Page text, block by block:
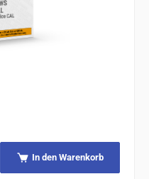
In den Warenkorb